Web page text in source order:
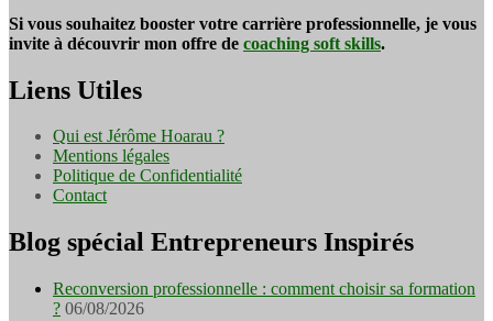
Si vous souhaitez booster votre carrière professionnelle, je vous
invite à découvrir mon offre de coaching soft skills.
Liens Utiles
Qui est Jérôme Hoarau ?
Mentions légales
Politique de Confidentialité
Contact
Blog spécial Entrepreneurs Inspirés
Reconversion professionnelle : comment choisir sa formation
? 06/08/2026